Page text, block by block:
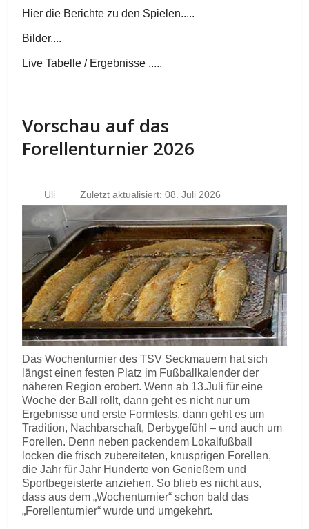
Hier die Berichte zu den Spielen.....
Bilder....
Live Tabelle / Ergebnisse .....
Vorschau auf das
Forellenturnier 2026
Uli Zuletzt aktualisiert: 08. Juli 2026
Das Wochenturnier des TSV Seckmauern hat sich
längst einen festen Platz im Fußballkalender der
näheren Region erobert. Wenn ab 13.Juli für eine
Woche der Ball rollt, dann geht es nicht nur um
Ergebnisse und erste Formtests, dann geht es um
Tradition, Nachbarschaft, Derbygefühl – und auch um
Forellen. Denn neben packendem Lokalfußball
locken die frisch zubereiteten, knusprigen Forellen,
die Jahr für Jahr Hunderte von Genießern und
Sportbegeisterte anziehen. So blieb es nicht aus,
dass aus dem „Wochenturnier“ schon bald das
„Forellenturnier“ wurde und umgekehrt.